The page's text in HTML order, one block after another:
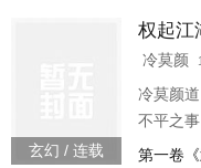
玄幻 / 连载
权起江
冷莫颜
冷莫颜
不平之
有一宝
第一卷